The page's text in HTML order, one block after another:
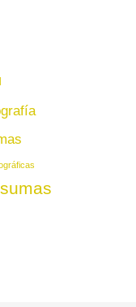
sumas